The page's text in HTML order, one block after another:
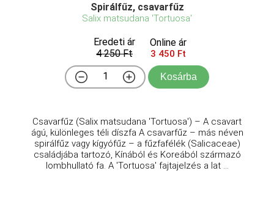
Spirálfűz, csavarfűz
Salix matsudana 'Tortuosa'
Eredeti ár
4 250 Ft
Online ár
3 450 Ft
Kosárba
Csavarfűz (Salix matsudana 'Tortuosa') – A csavart
ágú, különleges téli díszfa A csavarfűz – más néven
spirálfűz vagy kígyófűz – a fűzfafélék (Salicaceae)
családjába tartozó, Kínából és Koreából származó
lombhullató fa. A 'Tortuosa' fajtajelzés a lat ...